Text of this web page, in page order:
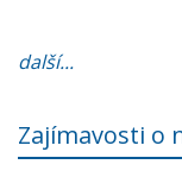
další...
Zajímavosti o